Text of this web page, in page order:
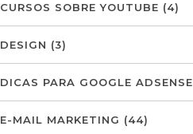
CURSOS SOBRE YOUTUBE (4)
DESIGN (3)
DICAS PARA GOOGLE ADSENSE
E-MAIL MARKETING (44)